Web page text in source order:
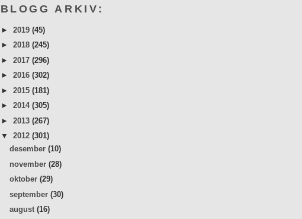
BLOGG ARKIV:
► 2019 (45)
► 2018 (245)
► 2017 (296)
► 2016 (302)
► 2015 (181)
► 2014 (305)
► 2013 (267)
▼ 2012 (301)
desember(10)
november(28)
oktober(29)
september(30)
august(16)